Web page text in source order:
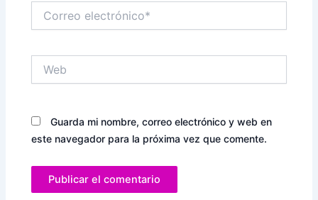
electrónico*
Guarda mi nombre, correo electrónico y web en
este navegador para la próxima vez que comente.